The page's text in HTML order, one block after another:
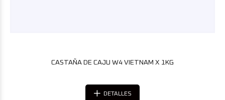
CASTAÑA DE CAJU W4 VIETNAM X 1KG
DETALLES